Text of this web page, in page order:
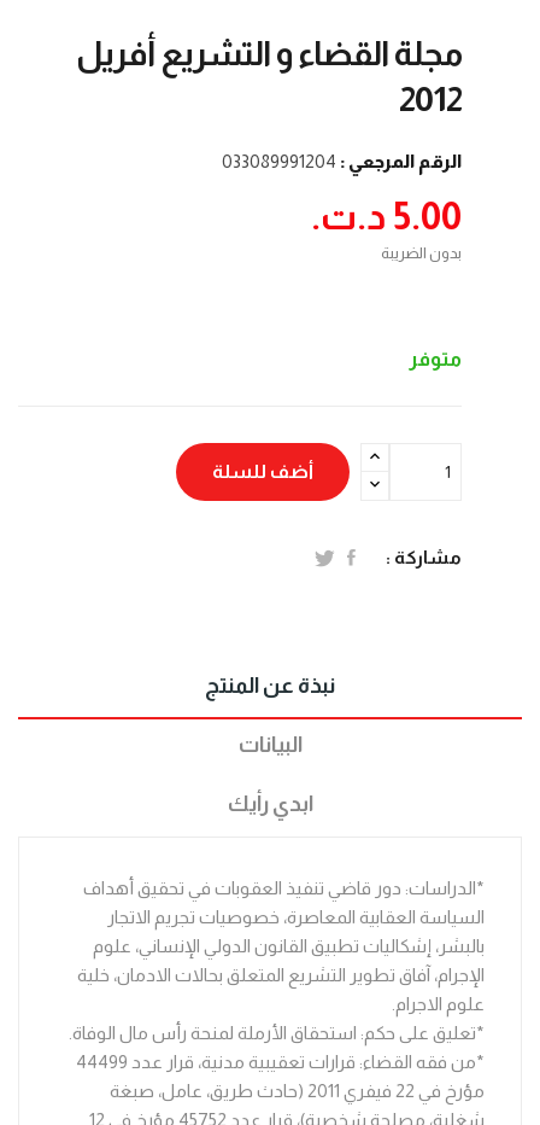
مجلة القضاء و التشريع أفريل
2012
الرقم المرجعي : 033089991204
5.00 د.ت.‏
بدون الضريبة
متوفر
أضف للسلة
مشاركة :
نبذة عن المنتج
البيانات
ابدي رأيك
*الدراسات: دور قاضي تنفيذ العقوبات في تحقيق أهداف
السياسة العقابية المعاصرة، خصوصيات تجريم الاتجار
بالبشر، إشكاليات تطبيق القانون الدولي الإنساني، علوم
الإجرام، آفاق تطوير التشريع المتعلق بحالات الادمان، خلية
علوم الاجرام.
*تعليق على حكم: استحقاق الأرملة لمنحة رأس مال الوفاة.
*من فقه القضاء: قرارات تعقيبية مدنية، قرار عدد 44499
مؤرخ في 22 فيفري 2011 (حادث طريق، عامل، صبغة
شغلية، مصلحة شخصية)، قرار عدد 45752 مؤرخ في 12